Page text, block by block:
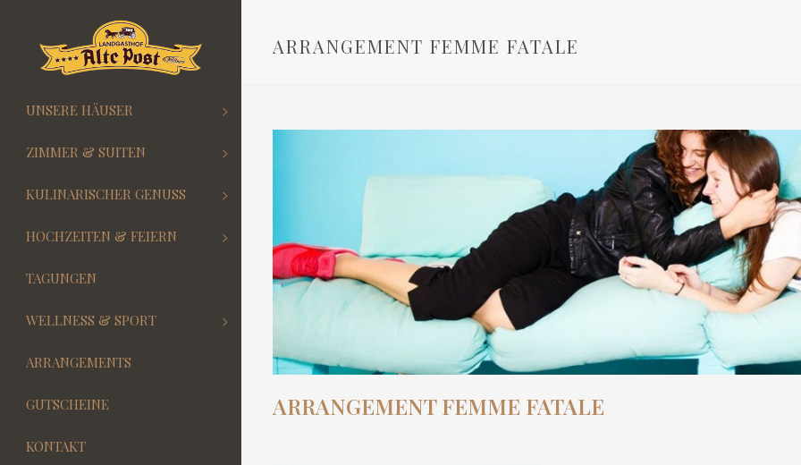
UNSERE HÄUSER
ZIMMER & SUITEN
KULINARISCHER GENUSS
HOCHZEITEN & FEIERN
TAGUNGEN
WELLNESS & SPORT
ARRANGEMENTS
GUTSCHEINE
KONTAKT
ARRANGEMENT FEMME FATALE
ARRANGEMENT FEMME FATALE